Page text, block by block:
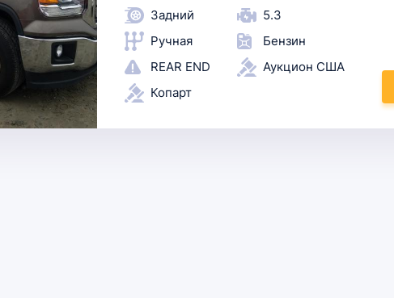
Задний
5.3
Ручная
Бензин
REAR END
Аукцион США
Копарт